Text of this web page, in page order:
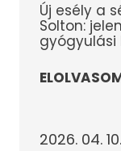
Új esély a
Solton:
gyógyulási
2026. 04.